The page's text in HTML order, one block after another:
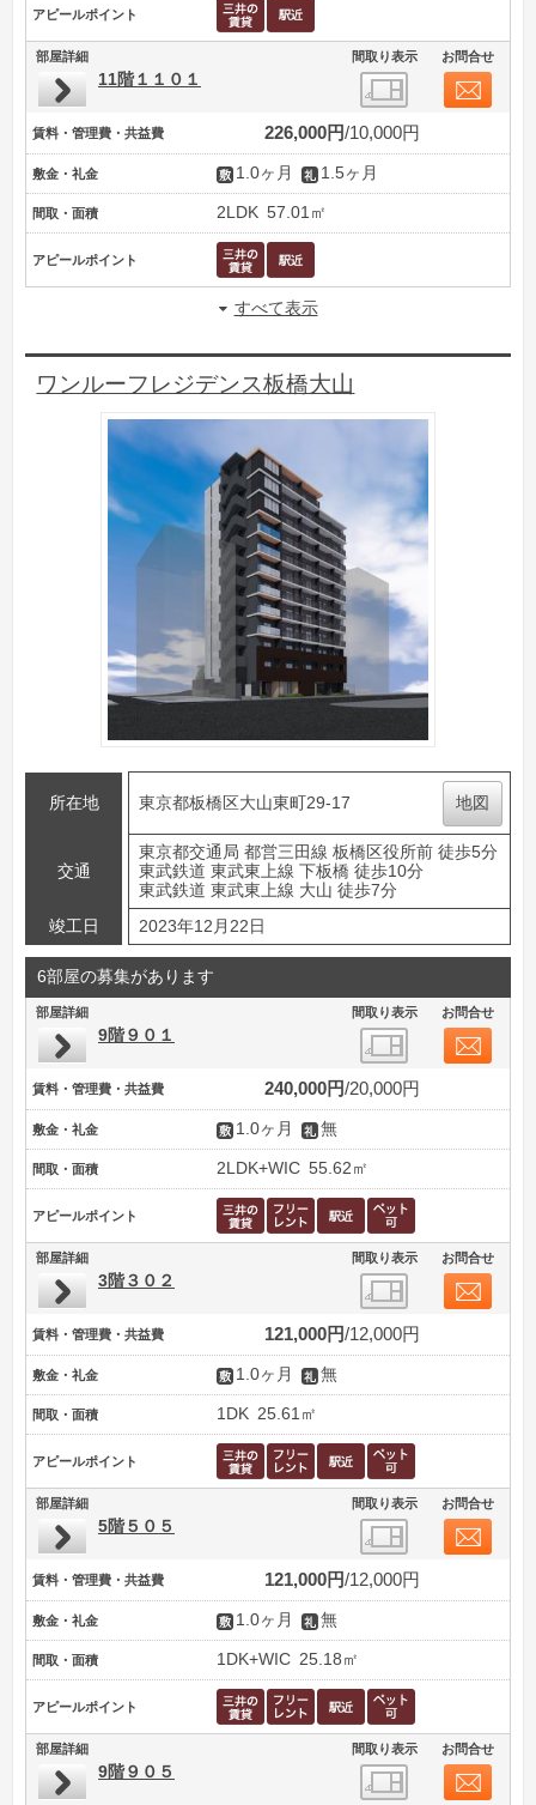
アピールポイント
部屋詳細 間取り表示 お問合せ
11階１１０１
賃料・管理費・共益費 226,000円 10,000円
敷金・礼金 1.0ヶ月 1.5ヶ月
間取・面積 2LDK 57.01㎡
アピールポイント
すべて表示
ワンルーフレジデンス板橋大山
所在地 東京都板橋区大山東町29-17 地図
交通
東京都交通局 都営三田線 板橋区役所前 徒歩5分
東武鉄道 東武東上線 下板橋 徒歩10分
東武鉄道 東武東上線 大山 徒歩7分
竣工日
2023年12月22日
6部屋の募集があります
部屋詳細 間取り表示 お問合せ
9階９０１
賃料・管理費・共益費 240,000円 20,000円
敷金・礼金 1.0ヶ月 無
間取・面積 2LDK+WIC 55.62㎡
アピールポイント
部屋詳細 間取り表示 お問合せ
3階３０２
賃料・管理費・共益費 121,000円 12,000円
敷金・礼金 1.0ヶ月 無
間取・面積 1DK 25.61㎡
アピールポイント
部屋詳細 間取り表示 お問合せ
5階５０５
賃料・管理費・共益費 121,000円 12,000円
敷金・礼金 1.0ヶ月 無
間取・面積 1DK+WIC 25.18㎡
アピールポイント
部屋詳細 間取り表示 お問合せ
9階９０５